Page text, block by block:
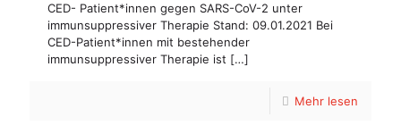
CED- Patient*innen gegen SARS-CoV-2 unter
immunsuppressiver Therapie Stand: 09.01.2021 Bei
CED-Patient*innen mit bestehender
immunsuppressiver Therapie ist […]
Mehr lesen